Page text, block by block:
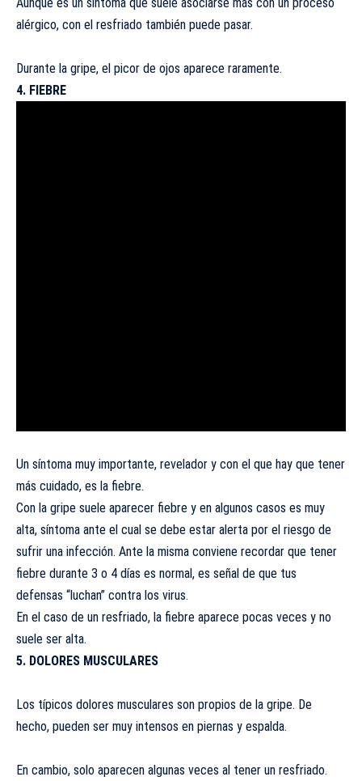
alérgico, con el resfriado también puede pasar.
Durante la gripe, el picor de ojos aparece raramente.
4. FIEBRE
Un síntoma muy importante, revelador y con el que hay que tener
más cuidado, es la fiebre.
Con la gripe suele aparecer fiebre y en algunos casos es muy
alta, síntoma ante el cual se debe estar alerta por el riesgo de
sufrir una infección. Ante la misma conviene recordar que tener
fiebre durante 3 o 4 días es normal, es señal de que tus
defensas “luchan” contra los virus.
En el caso de un resfriado, la fiebre aparece pocas veces y no
suele ser alta.
5. DOLORES MUSCULARES
Los típicos dolores musculares son propios de la gripe. De
hecho, pueden ser muy intensos en piernas y espalda.
En cambio, solo aparecen algunas veces al tener un resfriado.